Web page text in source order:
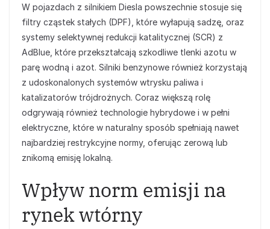
W pojazdach z silnikiem Diesla powszechnie stosuje się
filtry cząstek stałych (DPF), które wyłapują sadzę, oraz
systemy selektywnej redukcji katalitycznej (SCR) z
AdBlue, które przekształcają szkodliwe tlenki azotu w
parę wodną i azot. Silniki benzynowe również korzystają
z udoskonalonych systemów wtrysku paliwa i
katalizatorów trójdrożnych. Coraz większą rolę
odgrywają również technologie hybrydowe i w pełni
elektryczne, które w naturalny sposób spełniają nawet
najbardziej restrykcyjne normy, oferując zerową lub
znikomą emisję lokalną.
Wpływ norm emisji na
rynek wtórny